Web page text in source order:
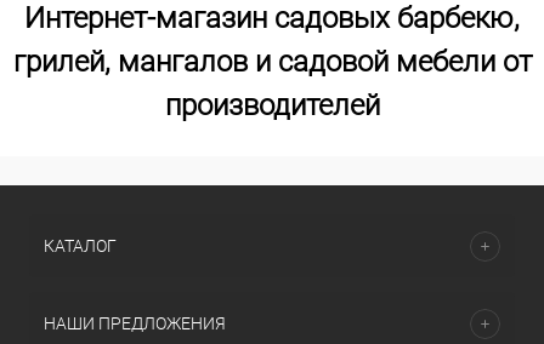
Интернет-магазин садовых барбекю,
грилей, мангалов и садовой мебели от
производителей
КАТАЛОГ
НАШИ ПРЕДЛОЖЕНИЯ